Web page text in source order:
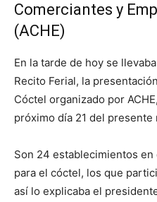
Comerciantes y
(ACHE)
En la tarde de hoy se
Recito Ferial, la
Cóctel organizado por
próximo día 21 del presente
Son 24 establecimientos
para el cóctel, los que
así lo explicaba el